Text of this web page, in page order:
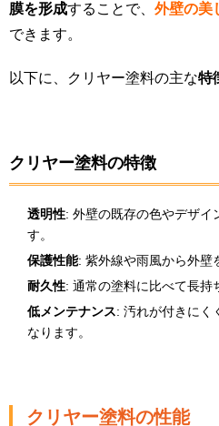
膜を形成することで、 外壁の美
できます。
以下に、クリヤー塗料の主な特
クリヤー塗料の特徴
透明性: 外壁の既存の色やデザイ
す。
保護性能: 紫外線や雨風から外壁
耐久性: 通常の塗料に比べて長持
低メンテナンス: 汚れが付きにく
なります。
クリヤー塗料の性能